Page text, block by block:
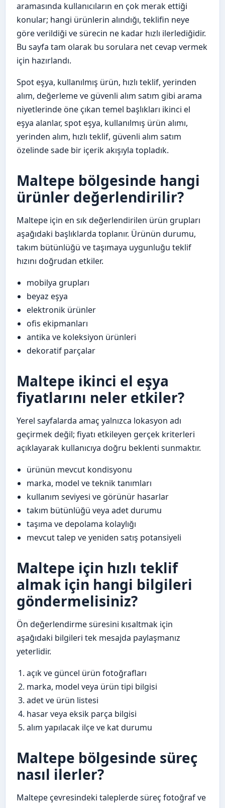
aramasında kullanıcıların en çok merak ettiği
konular; hangi ürünlerin alındığı, teklifin neye
göre verildiği ve sürecin ne kadar hızlı ilerlediğidir.
Bu sayfa tam olarak bu sorulara net cevap vermek
için hazırlandı.
Spot eşya, kullanılmış ürün, hızlı teklif, yerinden
alım, değerleme ve güvenli alım satım gibi arama
niyetlerinde öne çıkan temel başlıkları ikinci el
eşya alanlar, spot eşya, kullanılmış ürün alımı,
yerinden alım, hızlı teklif, güvenli alım satım
özelinde sade bir içerik akışıyla topladık.
Maltepe bölgesinde hangi
ürünler değerlendirilir?
Maltepe için en sık değerlendirilen ürün grupları
aşağıdaki başlıklarda toplanır. Ürünün durumu,
takım bütünlüğü ve taşımaya uygunluğu teklif
hızını doğrudan etkiler.
mobilya grupları
beyaz eşya
elektronik ürünler
ofis ekipmanları
antika ve koleksiyon ürünleri
dekoratif parçalar
Maltepe ikinci el eşya
fiyatlarını neler etkiler?
Yerel sayfalarda amaç yalnızca lokasyon adı
geçirmek değil; fiyatı etkileyen gerçek kriterleri
açıklayarak kullanıcıya doğru beklenti sunmaktır.
ürünün mevcut kondisyonu
marka, model ve teknik tanımları
kullanım seviyesi ve görünür hasarlar
takım bütünlüğü veya adet durumu
taşıma ve depolama kolaylığı
mevcut talep ve yeniden satış potansiyeli
Maltepe için hızlı teklif
almak için hangi bilgileri
göndermelisiniz?
Ön değerlendirme süresini kısaltmak için
aşağıdaki bilgileri tek mesajda paylaşmanız
yeterlidir.
açık ve güncel ürün fotoğrafları
marka, model veya ürün tipi bilgisi
adet ve ürün listesi
hasar veya eksik parça bilgisi
alım yapılacak ilçe ve kat durumu
Maltepe bölgesinde süreç
nasıl ilerler?
Maltepe çevresindeki taleplerde süreç fotoğraf ve